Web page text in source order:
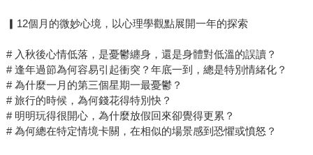
▎12個月的微妙心境，以心理學觀點展開一年的探索
# 入秋後心情低落，是憂鬱纏身，還是身體對低溫的誤讀？
# 逢年過節為何容易引起衝突？年底一到，總是特別情緒化？
# 為什麼一月的第三個星期一最憂鬱？
# 旅行的時候，為何錢花得特別快？
# 明明玩得很開心，為什麼放假回來卻覺得更累？
# 為何總在特定情境卡關，在相似的場景感到恐懼或憤怒？